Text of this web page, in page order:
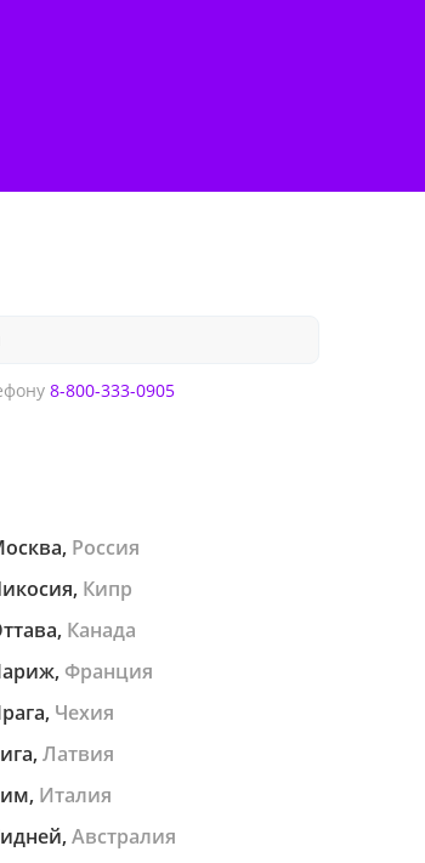
Россия
Кипр
Канада
Франция
Чехия
Латвия
Италия
Австралия
8-800-333-0905